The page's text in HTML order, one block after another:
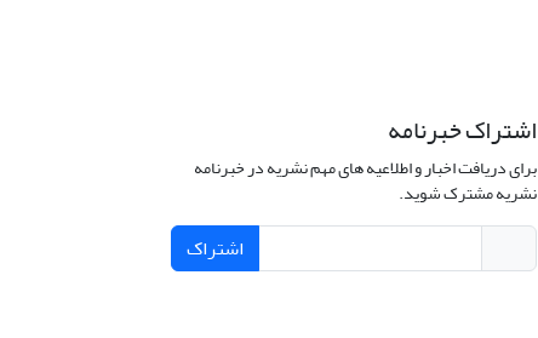
اشتراک خبرنامه
برای دریافت اخبار و اطلاعیه های مهم نشریه در خبرنامه
نشریه مشترک شوید.
اشتراک